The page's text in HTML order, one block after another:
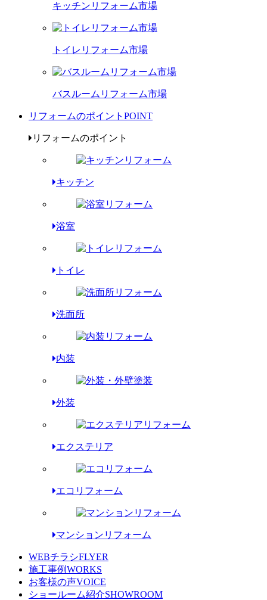
キッチンリフォーム市場
トイレリフォーム市場
バスルームリフォーム市場
リフォームのポイント POINT
リフォームのポイント
キッチン
浴室
トイレ
洗面所
内装
外装
エクステリア
エコリフォーム
マンションリフォーム
WEBチラシFLYER
施工事例WORKS
お客様の声VOICE
ショールーム紹介SHOWROOM